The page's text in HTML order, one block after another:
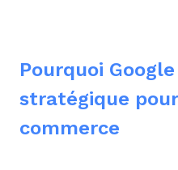
Pourquoi
stratégique
commerce